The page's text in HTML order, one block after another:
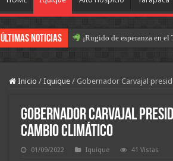
Últimas Noticias ¡Rugido de esperanza en
Inicio / Iquique / Gobernador Carvajal
Gobernador Carvajal
Cambio Climático
01/09/2022 Iquique 41 Vistas